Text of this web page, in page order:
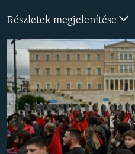
KÖVESSEN MINKET!
Valamennyi RFE/RL
Részletek megjelenítése